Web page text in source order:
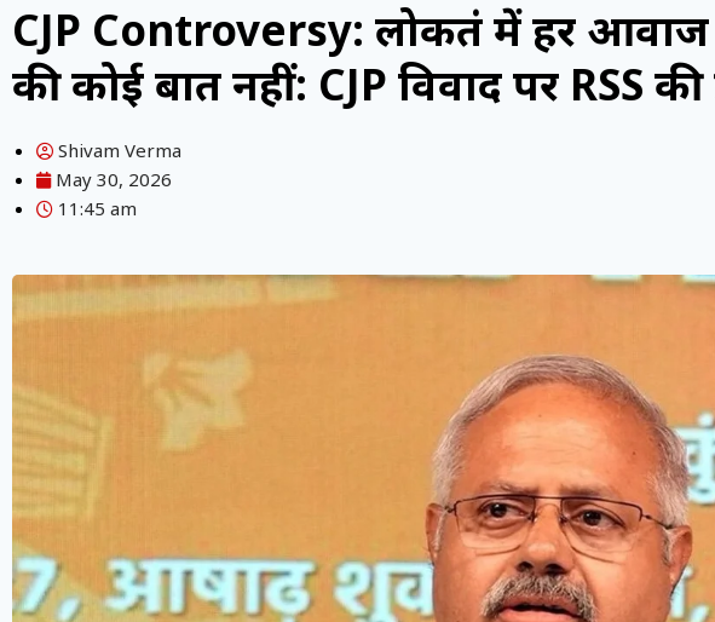
CJP Controversy: लोकतंत्र में हर
की कोई बात नहीं: CJP विवाद पर RSS की
Shivam Verma
May 30, 2026
11:45 am